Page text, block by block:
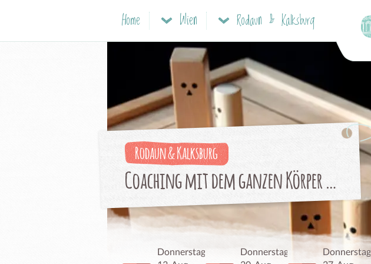
Home Wien Rodaun & Kalksburg
Rodaun & Kalksburg
Coaching mit dem ganzen Körper …
Donnerstag,
Donnerstag,
Donnerstag,